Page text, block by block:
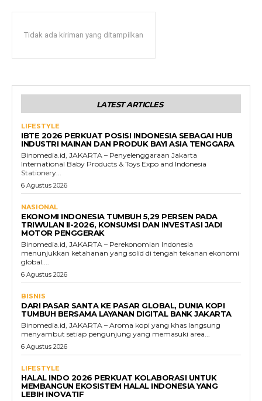
Tidak ada kiriman yang ditampilkan
LATEST ARTICLES
LIFESTYLE
IBTE 2026 PERKUAT POSISI INDONESIA SEBAGAI HUB
INDUSTRI MAINAN DAN PRODUK BAYI ASIA TENGGARA
Binomedia.id, JAKARTA – Penyelenggaraan Jakarta
International Baby Products & Toys Expo and Indonesia
Stationery...
6 Agustus 2026
NASIONAL
EKONOMI INDONESIA TUMBUH 5,29 PERSEN PADA
TRIWULAN II-2026, KONSUMSI DAN INVESTASI JADI
MOTOR PENGGERAK
Binomedia.id, JAKARTA – Perekonomian Indonesia
menunjukkan ketahanan yang solid di tengah tekanan ekonomi
global....
6 Agustus 2026
BISNIS
DARI PASAR SANTA KE PASAR GLOBAL, DUNIA KOPI
TUMBUH BERSAMA LAYANAN DIGITAL BANK JAKARTA
Binomedia.id, JAKARTA – Aroma kopi yang khas langsung
menyambut setiap pengunjung yang memasuki area...
6 Agustus 2026
LIFESTYLE
HALAL INDO 2026 PERKUAT KOLABORASI UNTUK
MEMBANGUN EKOSISTEM HALAL INDONESIA YANG
LEBIH INOVATIF